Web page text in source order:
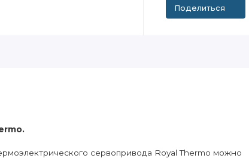
Поделиться
сервопривода Royal Thermo можно